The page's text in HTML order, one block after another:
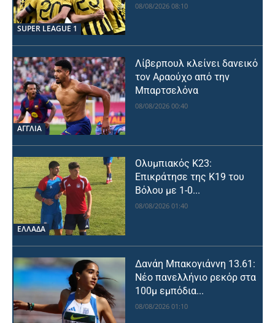
SUPER LEAGUE 1
08/08/2026 08:10
ΑΓΓΛΙΑ
Λίβερπουλ κλείνει δανεικό
τον Αραούχο από την
Μπαρτσελόνα
08/08/2026 00:40
ΕΛΛΑΔΑ
Ολυμπιακός Κ23:
Επικράτησε της Κ19 του
Βόλου με 1-0...
08/08/2026 01:40
Δανάη Μπακογιάννη 13.61:
Νέο πανελλήνιο ρεκόρ στα
100μ εμπόδια...
08/08/2026 01:10